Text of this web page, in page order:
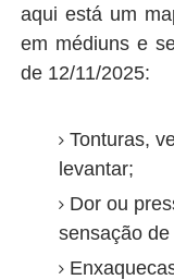
aqui está um
em médiuns e
de 12/11/2025:
Tonturas,
levantar;
Dor ou
sensação